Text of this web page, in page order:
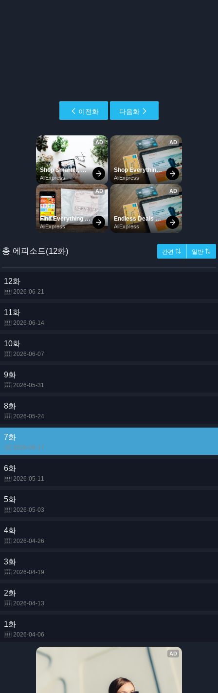
이전화 다음화
총 에피소드(12화) 간편 ⇅ 일반 ⇅
12화
2026-06-21
11화
2026-06-14
10화
2026-06-07
9화
2026-05-31
8화
2026-05-24
7화
2026-05-17
6화
2026-05-11
5화
2026-05-03
4화
2026-04-26
3화
2026-04-19
2화
2026-04-13
1화
2026-04-06